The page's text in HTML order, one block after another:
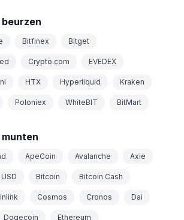
Bitfinex Bitget
Crypto.com EVEDEX
HTX Hyperliquid Kraken
Poloniex WhiteBIT BitMart
ApeCoin Avalanche Axie
Bitcoin Bitcoin Cash
Cosmos Cronos Dai
Dogecoin Ethereum